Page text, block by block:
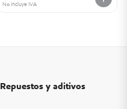
No incluye IVA
Repuestos y aditivos